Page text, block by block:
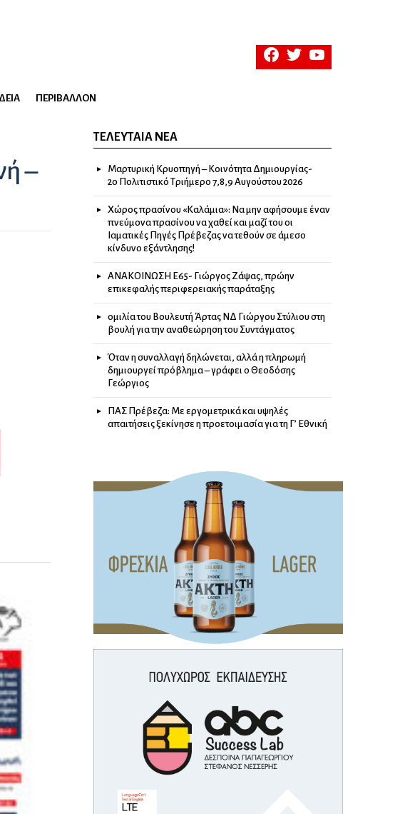
facebooktwitteryoutube
ΠΕΡΙΒΆΛΛΟΝ
–
ΤΕΛΕΥΤΑΊΑ ΝΈΑ
Μαρτυρική Κρυοπηγή – Κοινότητα Δημιουργίας-
2ο Πολιτιστικό Τριήμερο 7,8,9 Αυγούστου 2026
Χώρος πρασίνου «Καλάμια»: Να μην αφήσουμε έναν
πνεύμονα πρασίνου να χαθεί και μαζί του οι
Ιαματικές Πηγές Πρέβεζας να τεθούν σε άμεσο
κίνδυνο εξάντλησης!
ΑΝΑΚΟΙΝΩΣΗ Ε65- Γιώργος Ζάψας, πρώην
επικεφαλής περιφερειακής παράταξης
ομιλία του Βουλευτή Άρτας ΝΔ Γιώργου Στύλιου στη
βουλή για την αναθεώρηση του Συντάγματος
Όταν η συναλλαγή δηλώνεται, αλλά η πληρωμή
δημιουργεί πρόβλημα – γράφει ο Θεοδόσης
Γεώργιος
ΠΑΣ Πρέβεζα: Με εργομετρικά και υψηλές
απαιτήσεις ξεκίνησε η προετοιμασία για τη Γ’ Εθνική